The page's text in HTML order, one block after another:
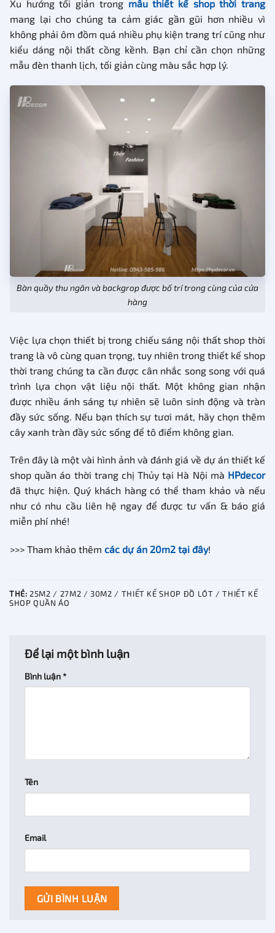
Xu hướng tối giản trong mẫu thiết kế shop thời trang
mang lại cho chúng ta cảm giác gần gũi hơn nhiều vì
không phải ôm đồm quá nhiều phụ kiện trang trí cũng như
kiểu dáng nội thất cồng kềnh. Bạn chỉ cần chọn những
mẫu đèn thanh lịch, tối giản cùng màu sắc hợp lý.
Bàn quầy thu ngân và backgrop được bố trí trong cùng của cửa
hàng
Việc lựa chọn thiết bị trong chiếu sáng nội thất shop thời
trang là vô cùng quan trọng, tuy nhiên trong thiết kế shop
thời trang chúng ta cần được cân nhắc song song với quá
trình lựa chọn vật liệu nội thất. Một không gian nhận
được nhiều ánh sáng tự nhiên sẽ luôn sinh động và tràn
đầy sức sống. Nếu bạn thích sự tươi mát, hãy chọn thêm
cây xanh tràn đầy sức sống để tô điểm không gian.
Trên đây là một vài hình ảnh và đánh giá về dự án thiết kế
shop quần áo thời trang chị Thủy tại Hà Nội mà HPdecor
đã thực hiện. Quý khách hàng có thể tham khảo và nếu
như có nhu cầu liên hệ ngay để được tư vấn & báo giá
miễn phí nhé!
>>> Tham khảo thêm các dự án 20m2 tại đây!
THẺ: 25M2 / 27M2 / 30M2 / THIẾT KẾ SHOP ĐỒ LÓT / THIẾT KẾ
SHOP QUẦN ÁO
Để lại một bình luận
Bình luận *
Tên
Email